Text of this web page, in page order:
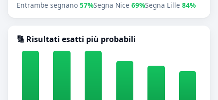
Entrambe segnano 57%Segna Nice 69%Segna Lille 84%
🔢 Risultati esatti più probabili